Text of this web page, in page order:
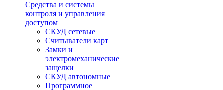
Средства и системы
контроля и управления
доступом
СКУД сетевые
Считыватели карт
Замки и
электромеханические
защелки
СКУД автономные
Программное